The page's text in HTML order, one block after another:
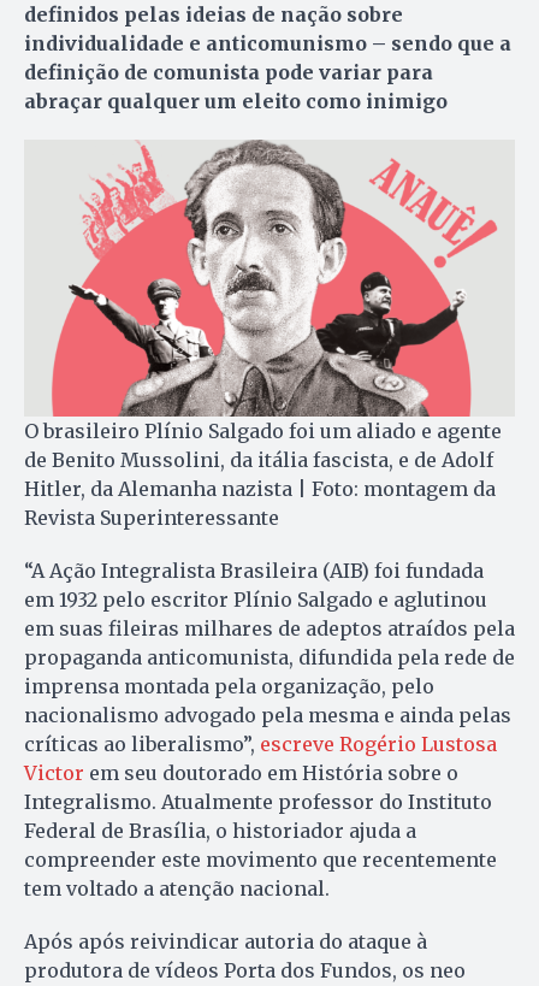
definidos pelas ideias de nação sobre
individualidade e anticomunismo – sendo que a
definição de comunista pode variar para
abraçar qualquer um eleito como inimigo
O brasileiro Plínio Salgado foi um aliado e agente
de Benito Mussolini, da itália fascista, e de Adolf
Hitler, da Alemanha nazista | Foto: montagem da
Revista Superinteressante
“A Ação Integralista Brasileira (AIB) foi fundada
em 1932 pelo escritor Plínio Salgado e aglutinou
em suas fileiras milhares de adeptos atraídos pela
propaganda anticomunista, difundida pela rede de
imprensa montada pela organização, pelo
nacionalismo advogado pela mesma e ainda pelas
críticas ao liberalismo”, escreve Rogério Lustosa
Victor em seu doutorado em História sobre o
Integralismo. Atualmente professor do Instituto
Federal de Brasília, o historiador ajuda a
compreender este movimento que recentemente
tem voltado a atenção nacional.
Após após reivindicar autoria do ataque à
produtora de vídeos Porta dos Fundos, os neo